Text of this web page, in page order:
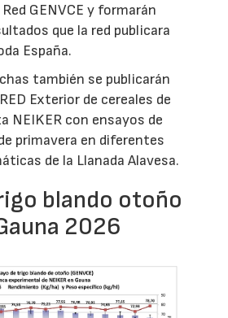
GENVCE y formarán
que la red publicara
España.
también se publicarán
Exterior de cereales de
NEIKER con ensayos de
primavera en diferentes
de la Llanada Alavesa.
blando otoño
2026